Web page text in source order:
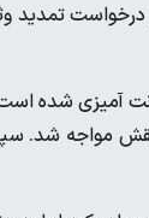
تمدید
آمیزی شده
مواجه شد.